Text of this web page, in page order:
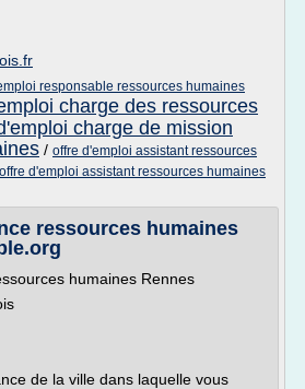
responsable ressources humaines
charge des ressources
charge de mission
/ offre d'emploi assistant ressources
offre d'emploi assistant ressources humaines
ressources humaines
humaines Rennes
de la ville dans laquelle vous